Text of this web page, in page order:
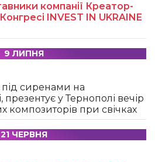
компанії Креатор-
INVEST IN UKRAINE
9 ЛИПНЯ
сиренами на
презентує у Тернополі вечір
композиторів при свічках
21 ЧЕРВНЯ